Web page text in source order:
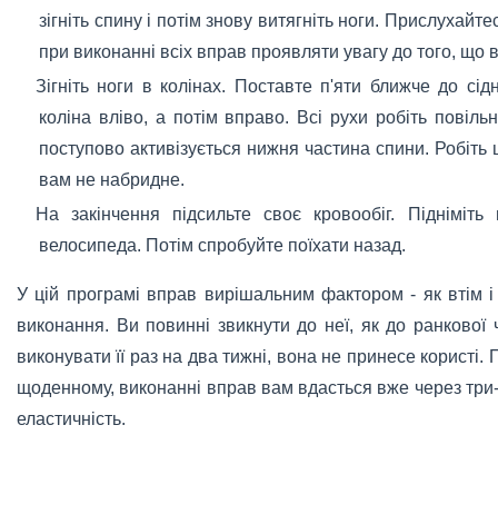
зігніть спину і потім знову витягніть ноги.
при виконанні всіх вправ проявляти увагу до того, що
Зігніть ноги в колінах. Поставте п'яти ближче до
коліна вліво, а потім вправо. Всі рухи робіть
поступово активізується нижня частина спини.
вам не набридне.
На закінчення підсильте своє кровообіг.
велосипеда. Потім спробуйте поїхати назад.
У цій програмі вправ вирішальним фактором - як втім і
виконання. Ви повинні звикнути до неї, як до
виконувати її раз на два тижні, вона не принесе
щоденному, виконанні вправ вам вдасться вже через
еластичність.